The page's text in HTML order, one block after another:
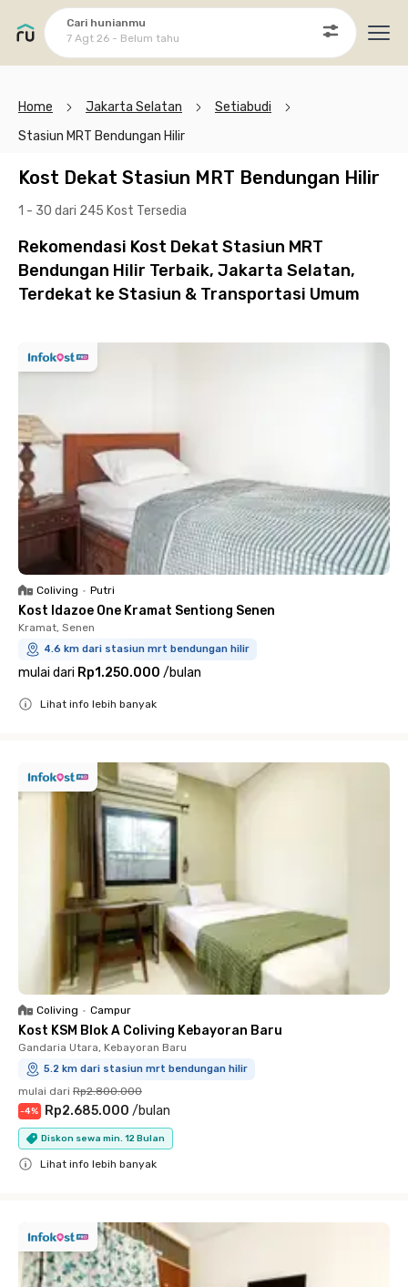
Cari hunianmu
7 Agt 26 - Belum tahu
Home Jakarta Selatan
Setiabudi
Stasiun MRT Bendungan Hilir
Kost Dekat Stasiun MRT Bendungan Hilir
1 - 30 dari 245 Kost Tersedia
Rekomendasi Kost Dekat Stasiun MRT
Bendungan Hilir Terbaik, Jakarta Selatan,
Terdekat ke Stasiun & Transportasi Umum
Coliving • Putri
Kost Idazoe One Kramat Sentiong Senen
Kramat, Senen
4.6 km dari stasiun mrt bendungan hilir
mulai dari Rp1.250.000 /bulan
Lihat info lebih banyak
Coliving • Campur
Kost KSM Blok A Coliving Kebayoran Baru
Gandaria Utara, Kebayoran Baru
5.2 km dari stasiun mrt bendungan hilir
mulai dari Rp2.800.000
-4% Rp2.685.000 /bulan
Diskon sewa min. 12 Bulan
Lihat info lebih banyak